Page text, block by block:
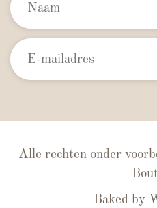
Alle rechten onder
Baked by